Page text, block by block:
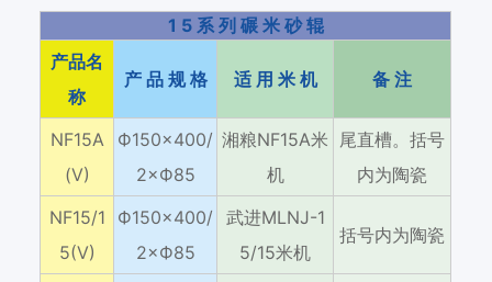
1 5 系 列 碾 米 砂 辊
产品名
称
产 品 规 格 适 用 米 机 备 注
NF15A
(V)
Ф150×400/
2×Ф85
湘粮NF15A米
机
尾直槽。括号
内为陶瓷
NF15/1
5(V)
Ф150×400/
2×Ф85
武进MLNJ-1
5/15米机
括号内为陶瓷